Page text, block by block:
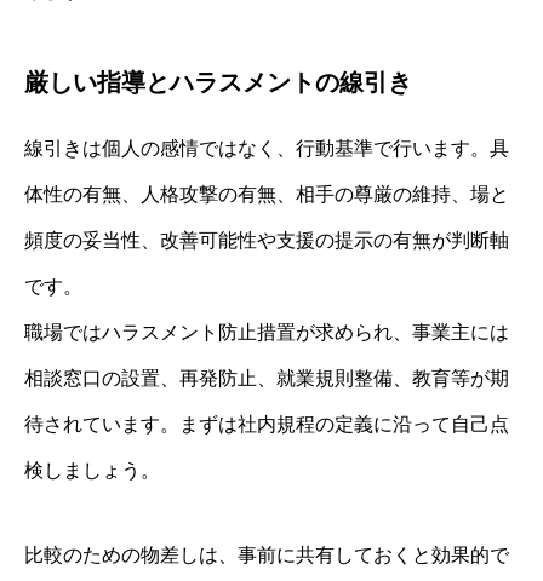
厳しい指導とハラスメントの線引き
線引きは個人の感情ではなく、行動基準で行います。具
体性の有無、人格攻撃の有無、相手の尊厳の維持、場と
頻度の妥当性、改善可能性や支援の提示の有無が判断軸
です。
職場ではハラスメント防止措置が求められ、事業主には
相談窓口の設置、再発防止、就業規則整備、教育等が期
待されています。まずは社内規程の定義に沿って自己点
検しましょう。
比較のための物差しは、事前に共有しておくと効果的で